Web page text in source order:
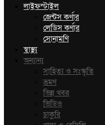
লাইফস্টাইল
জেন্টস কর্ণার
লেডিস কর্ণার
সোনামণি
স্বাস্থ্য
অন্যান্য
সাহিত্য ও সংস্কৃতি
ভ্রমণ
ভিন্ন খবর
ভিডিও
চাকুরি